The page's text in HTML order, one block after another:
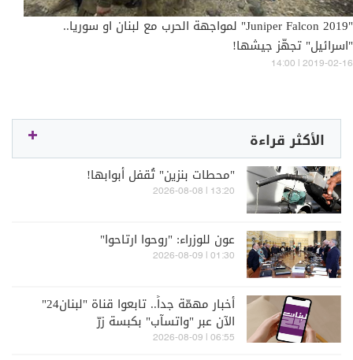
"Juniper Falcon 2019" لمواجهة الحرب مع لبنان او سوريا..
"اسرائيل" تجهّز جيشها!
14:00 | 2019-02-16
الأكثر قراءة
"محطات بنزين" تُقفل أبوابها!
13:20 | 2026-08-08
عون للوزراء: "روحوا ارتاحوا"
01:30 | 2026-08-09
أخبار مهمّة جداً.. تابعوا قناة "لبنان24"
الآن عبر "واتسآب" بكبسة زرّ
06:55 | 2026-08-09